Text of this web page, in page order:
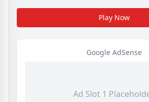
Play Now
Google AdSense
Ad Slot 1